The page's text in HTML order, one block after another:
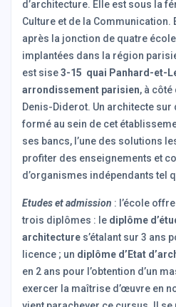
d’architecture. Elle est sous la
Culture et de la Communication.
après la jonction de quatre
implantées dans la région
est sise3-15 quai Panhard-et-
arrondissement parisien, à côté
Denis-Diderot. Un architecte sur
formé au sein de cet
ses bancs, l’une des solutions
profiter des enseignements et
d’organismes indépendants tel
Etudes et admission : l’école
trois diplômes : le diplôme
architecture s’étalant sur 3 ans
licence ; un diplôme d’Etat
en 2 ans pour l’obtention d’un
exercer la maîtrise d’œuvre en